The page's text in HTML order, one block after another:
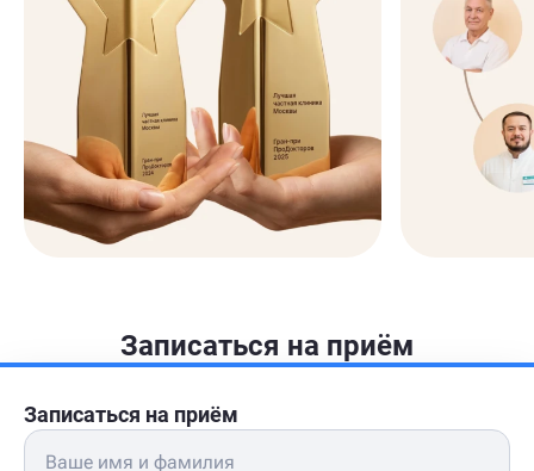
Записаться на приём
Записаться на приём